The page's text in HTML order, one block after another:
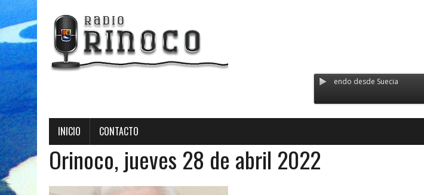
Radio Orinoco - Transmitiendo desde Suecia
INICIO CONTACTO
Orinoco, jueves 28 de abril 2022